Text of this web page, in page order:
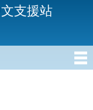
支援站